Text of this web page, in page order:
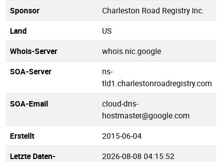
Sponsor
Charleston Road Registry Inc.
Land
US
Whois-Server
whois.nic.google
SOA-Server
ns-
tld1.charlestonroadregistry.com
SOA-Email
cloud-dns-
hostmaster@google.com
Erstellt
2015-06-04
Letzte Daten-
2026-08-08 04:15:52